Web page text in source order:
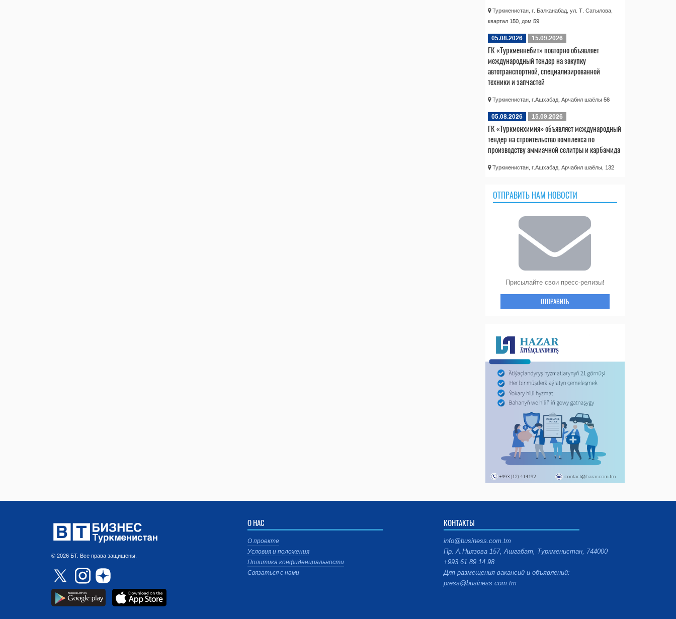
Туркменистан, г. Балканабад, ул. Т. Сатылова,
квартал 150, дом 59
05.08.2026 15.09.2026
ГК «Туркменнебит» повторно объявляет
международный тендер на закупку
автотранспортной, специализированной
техники и запчастей
Туркменистан, г.Ашхабад, Арчабил шаёлы 56
05.08.2026 15.09.2026
ГК «Туркменхимия» объявляет международный
тендер на строительство комплекса по
производству аммиачной селитры и карбамида
Туркменистан, г.Ашхабад, Арчабил шаёлы, 132
ОТПРАВИТЬ НАМ НОВОСТИ
Присылайте свои пресс-релизы!
ОТПРАВИТЬ
© 2026 БТ. Все права защищены.
О НАС
О проекте
Условия и положения
Политика конфиденциальности
Связаться с нами
КОНТАКТЫ
info@business.com.tm
Пр. А.Ниязова 157, Ашгабат, Туркменистан, 744000
+993 61 89 14 98
Для размещения вакансий и объявлений:
press@business.com.tm